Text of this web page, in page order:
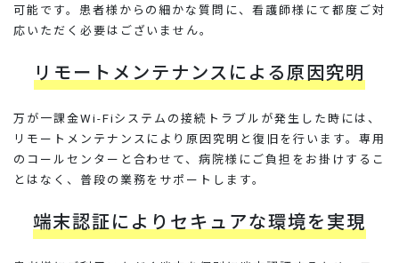
可能です。患者様からの細かな質問に、看護師様にて都度ご対
応いただく必要はございません。
リモートメンテナンスによる原因究明
万が一課金Wi-Fiシステムの接続トラブルが発生した時には、
リモートメンテナンスにより原因究明と復旧を行います。専用
のコールセンターと合わせて、病院様にご負担をお掛けするこ
とはなく、普段の業務をサポートします。
端末認証によりセキュアな環境を実現